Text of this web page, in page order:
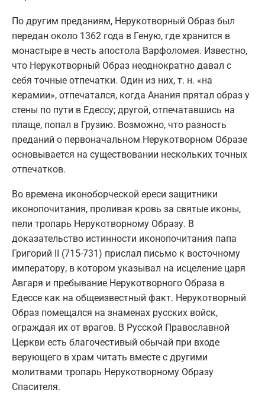
По другим преданиям, Нерукотворный Образ был
передан около 1362 года в Геную, где хранится в
монастыре в честь апостола Варфоломея. Известно,
что Нерукотворный Образ неоднократно давал с
себя точные отпечатки. Один из них, т. н. «на
керамии», отпечатался, когда Анания прятал образ у
стены по пути в Едессу; другой, отпечатавшись на
плаще, попал в Грузию. Возможно, что разность
преданий о первоначальном Нерукотворном Образе
основывается на существовании нескольких точных
отпечатков.
Во времена иконоборческой ереси защитники
иконопочитания, проливая кровь за святые иконы,
пели тропарь Нерукотворному Образу. В
доказательство истинности иконопочитания папа
Григорий II (715-731) прислал письмо к восточному
императору, в котором указывал на исцеление царя
Авгаря и пребывание Нерукотворного Образа в
Едессе как на общеизвестный факт. Нерукотворный
Образ помещался на знаменах русских войск,
ограждая их от врагов. В Русской Православной
Церкви есть благочестивый обычай при входе
верующего в храм читать вместе с другими
молитвами тропарь Нерукотворному Образу
Спасителя.